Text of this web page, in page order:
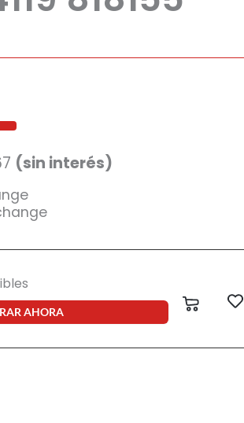
(sin interés)
AHORA Carrito